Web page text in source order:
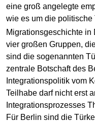
eine groß angelegte
wie es um die
Migrationsgeschichte
vier großen Gruppen,
sind die sogenannten
zentrale Botschaft des
Integrationspolitik vom
Teilhabe darf nicht erst
Integrationsprozesses
Für Berlin sind die